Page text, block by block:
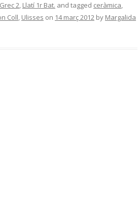
Grec 2, Llatí 1r Bat. and tagged ceràmica,
Coll, Ulisses on 14 març 2012 by Margalida